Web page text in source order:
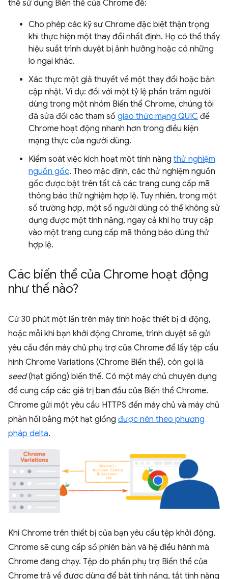
thể sử dụng Biến thể của Chrome để:
Cho phép các kỹ sư Chrome đặc biệt thận trọng
khi thực hiện một thay đổi nhất định. Họ có thể thấy
hiệu suất trình duyệt bị ảnh hưởng hoặc có những
lo ngại khác.
Xác thực một giả thuyết về một thay đổi hoặc bản
cập nhật. Ví dụ: đối với một tỷ lệ phần trăm người
dùng trong một nhóm Biến thể Chrome, chúng tôi
đã sửa đổi các tham số giao thức mạng QUIC để
Chrome hoạt động nhanh hơn trong điều kiện
mạng thực của người dùng.
Kiểm soát việc kích hoạt một tính năng thử nghiệm
nguồn gốc. Theo mặc định, các thử nghiệm nguồn
gốc được bật trên tất cả các trang cung cấp mã
thông báo thử nghiệm hợp lệ. Tuy nhiên, trong một
số trường hợp, một số người dùng có thể không sử
dụng được một tính năng, ngay cả khi họ truy cập
vào một trang cung cấp mã thông báo dùng thử
hợp lệ.
Các biến thể của Chrome hoạt động
như thế nào?
Cứ 30 phút một lần trên máy tính hoặc thiết bị di động,
hoặc mỗi khi bạn khởi động Chrome, trình duyệt sẽ gửi
yêu cầu đến máy chủ phụ trợ của Chrome để lấy tệp cấu
hình Chrome Variations (Chrome Biến thể), còn gọi là
seed(hạt giống) biến thể. Có một máy chủ chuyên dụng
để cung cấp các giá trị ban đầu của Biến thể Chrome.
Chrome gửi một yêu cầu HTTPS đến máy chủ và máy chủ
phản hồi bằng một hạt giống được nén theo phương
pháp delta.
Khi Chrome trên thiết bị của bạn yêu cầu tệp khởi động,
Chrome sẽ cung cấp số phiên bản và hệ điều hành mà
Chrome đang chạy. Tệp do phần phụ trợ Biến thể của
Chrome trả về được dùng để bật tính năng, tắt tính năng